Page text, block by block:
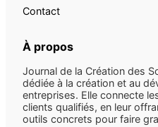
Contact
À propos
Journal de la Création des
dédiée à la création et au
entreprises. Elle connecte
clients qualifiés, en leur
outils concrets pour faire